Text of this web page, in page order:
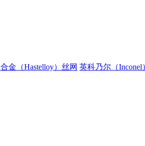
金（Hastelloy）丝网 英科乃尔（Inconel